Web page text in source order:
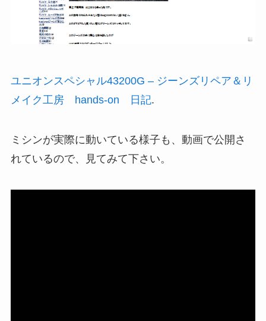
ユニオンスペシャル43200G – ジーンズリペア＆リ
メイク工房 hands-on 日記.
ミシンが実際に動いている様子も、動画で公開さ
れているので、見てみて下さい。